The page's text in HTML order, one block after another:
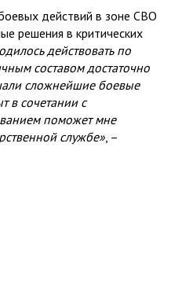
действий в зоне СВО
решения в критических
действовать по
составом достаточно
сложнейшие боевые
в сочетании с
поможет мне
службе», –